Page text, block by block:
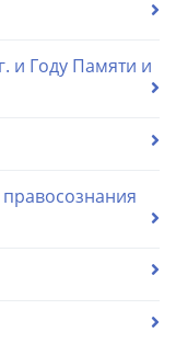
и Году Памяти и